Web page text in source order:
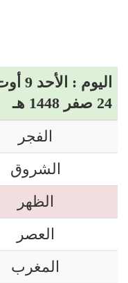
اليوم : الأحد 9 أوت 2026 م
24 صفر 1448 هـ
الفجر
الشروق
الظهر
العصر
المغرب